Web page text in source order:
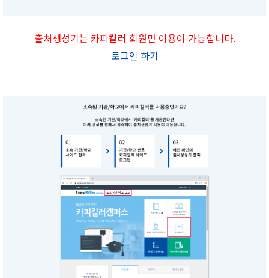
출처생성기는 카피킬러 회원만 이용이 가능합니다.
로그인 하기